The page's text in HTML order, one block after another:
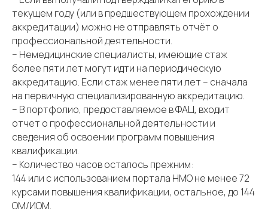
текущем году (или в предшествующем прохождении
аккредитации) можно не отправлять отчёт о
профессиональной деятельности.
– Немедицинские специалисты, имеющие стаж
более пяти лет могут идти на периодическую
аккредитацию. Если стаж менее пяти лет – сначала
на первичную специализированную аккредитацию.
– В портфолио, предоставляемое в ФАЦ, входит
отчет о профессиональной деятельности и
сведения об освоении программ повышения
квалификации.
– Количество часов осталось прежним:
144 или с использованием портала НМО не менее 72
курсами повышения квалификации, остальное, до 144
ОМ/ИОМ.